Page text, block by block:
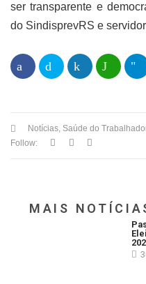
ser transparente e
do SindisprevRS e
Notícias, Saúde do
Follow:
MAIS